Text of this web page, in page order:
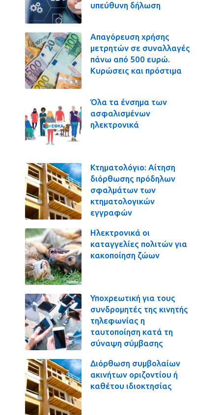
υπεύθυνη δήλωση
Απαγόρευση χρήσης
μετρητών σε συναλλαγές
πάνω από 500 ευρώ.
Κυρώσεις και πρόστιμα
Όλα τα ένσημα των
ασφαλισμένων
ηλεκτρονικά
Κτηματολόγιο: Αίτηση
διόρθωσης πρόδηλων
σφαλμάτων των
κτηματολογικών
εγγραφών
Ηλεκτρονικά οι
καταγγελίες πολιτών για
κακοποίηση ζώων
Υποχρεωτική για τους
συνδρομητές της κινητής
τηλεφωνίας η
ταυτοποίηση κατά τη
σύναψη σύμβασης
Διόρθωση συμβολαίων
ακινήτων οριζοντίου ή
καθέτου ιδιοκτησίας